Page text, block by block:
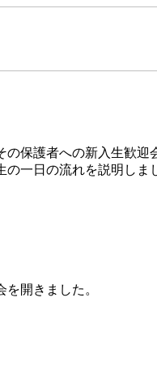
保護者への新入生歓
一日の流れを説明し
開きました。